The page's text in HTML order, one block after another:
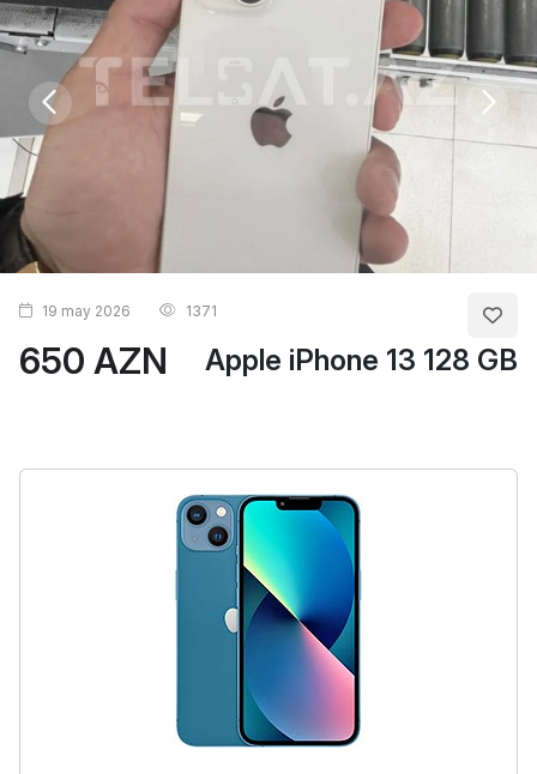
650 AZN Apple iPhone 13 128 GB
19 may 2026 1371